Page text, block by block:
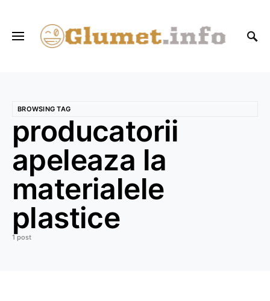
BROWSING TAG
producatorii
apeleaza la
materialele
plastice
1 post